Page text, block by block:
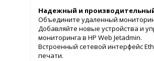
Надежный и
Объедините удаленный
Добавляйте новые устройства и
мониторинга в HP Web Jetadmin.
Встроенный сетевой интерфейс
печати.